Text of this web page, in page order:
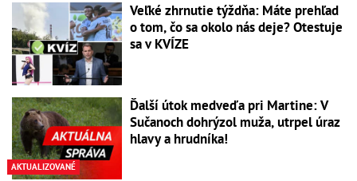
Veľké zhrnutie týždňa: Máte prehľad
o tom, čo sa okolo nás deje? Otestuje
sa v KVÍZE
AKTUALIZOVANÉ
Ďalší útok medveďa pri Martine: V
Sučanoch dohrýzol muža, utrpel úraz
hlavy a hrudníka!